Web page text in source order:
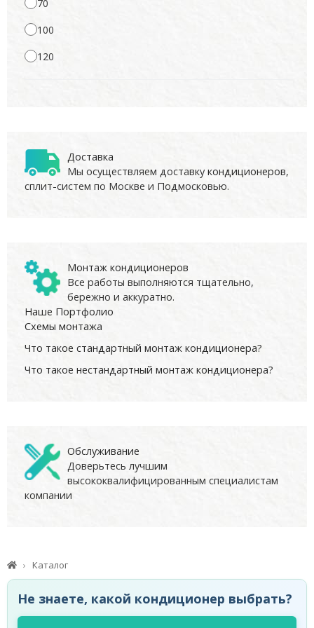
70
100
120
Доставка
Мы осуществляем доставку кондиционеров,
сплит-систем по Москве и Подмосковью.
Монтаж кондиционеров
Все работы выполняются тщательно,
бережно и аккуратно.
Наше Портфолио
Схемы монтажа
Что такое стандартный монтаж кондиционера?
Что такое нестандартный монтаж кондиционера?
Обслуживание
Доверьтесь лучшим
высококвалифицированным специалистам
компании
Каталог
Не знаете, какой кондиционер выбрать?